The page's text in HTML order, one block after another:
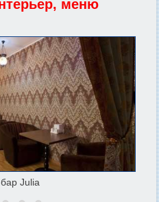
меню
Julia